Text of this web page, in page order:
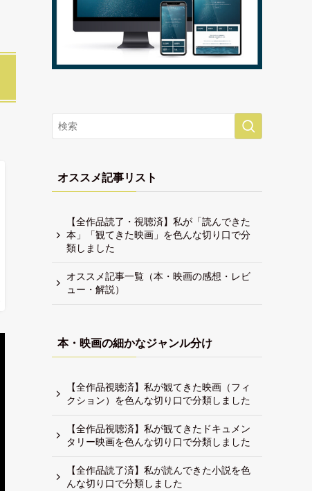
オススメ記事リスト
【全作品読了・視聴済】私が「読んできた
本」「観てきた映画」を色んな切り口で分
類しました
オススメ記事一覧（本・映画の感想・レビ
ュー・解説）
本・映画の細かなジャンル分け
【全作品視聴済】私が観てきた映画（フィ
クション）を色んな切り口で分類しました
【全作品視聴済】私が観てきたドキュメン
タリー映画を色んな切り口で分類しました
【全作品読了済】私が読んできた小説を色
んな切り口で分類しました